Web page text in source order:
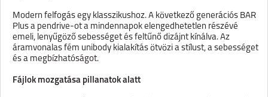
Modern felfogás egy klasszikushoz. A következő generációs BAR
Plus a pendrive-ot a mindennapok elengedhetetlen részévé
emeli, lenyűgöző sebességet és feltűnő dizájnt kínálva. Az
áramvonalas fém unibody kialakítás ötvözi a stílust, a sebességet
és a megbízhatóságot.
Fájlok mozgatása pillanatok alatt